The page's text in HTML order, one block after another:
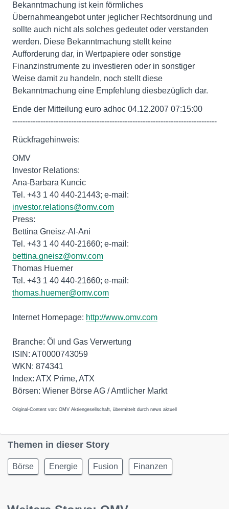
Bekanntmachung ist kein förmliches
Übernahmeangebot unter jeglicher Rechtsordnung und
sollte auch nicht als solches gedeutet oder verstanden
werden. Diese Bekanntmachung stellt keine
Aufforderung dar, in Wertpapiere oder sonstige
Finanzinstrumente zu investieren oder in sonstiger
Weise damit zu handeln, noch stellt diese
Bekanntmachung eine Empfehlung diesbezüglich dar.
Ende der Mitteilung euro adhoc 04.12.2007 07:15:00
--------------------------------------------------------------------------------
Rückfragehinweis:
OMV
Investor Relations:
Ana-Barbara Kuncic
Tel. +43 1 40 440-21443; e-mail:
investor.relations@omv.com
Press:
Bettina Gneisz-Al-Ani
Tel. +43 1 40 440-21660; e-mail:
bettina.gneisz@omv.com
Thomas Huemer
Tel. +43 1 40 440-21660; e-mail:
thomas.huemer@omv.com
Internet Homepage: http://www.omv.com
Branche: Öl und Gas Verwertung
ISIN: AT0000743059
WKN: 874341
Index: ATX Prime, ATX
Börsen: Wiener Börse AG / Amtlicher Markt
Original-Content von: OMV Aktiengesellschaft, übermittelt durch news aktuell
Themen in dieser Story
Börse Energie Fusion Finanzen